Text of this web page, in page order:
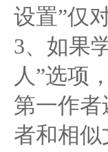
设置”仅
3、如果
人”选项
第一作
者和相